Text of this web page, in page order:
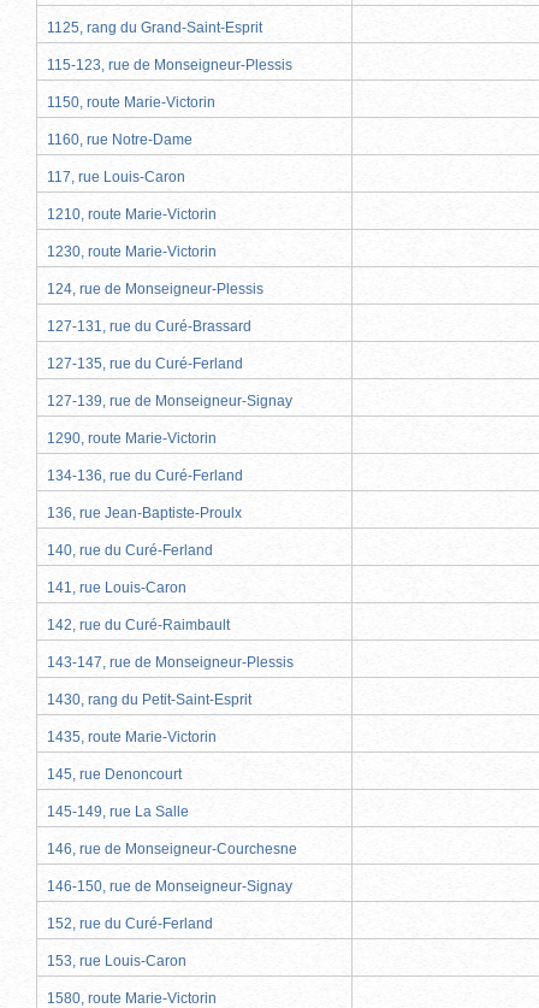
1125, rang du Grand-Saint-Esprit
115-123, rue de Monseigneur-Plessis
1150, route Marie-Victorin
1160, rue Notre-Dame
117, rue Louis-Caron
1210, route Marie-Victorin
1230, route Marie-Victorin
124, rue de Monseigneur-Plessis
127-131, rue du Curé-Brassard
127-135, rue du Curé-Ferland
127-139, rue de Monseigneur-Signay
1290, route Marie-Victorin
134-136, rue du Curé-Ferland
136, rue Jean-Baptiste-Proulx
140, rue du Curé-Ferland
141, rue Louis-Caron
142, rue du Curé-Raimbault
143-147, rue de Monseigneur-Plessis
1430, rang du Petit-Saint-Esprit
1435, route Marie-Victorin
145, rue Denoncourt
145-149, rue La Salle
146, rue de Monseigneur-Courchesne
146-150, rue de Monseigneur-Signay
152, rue du Curé-Ferland
153, rue Louis-Caron
1580, route Marie-Victorin